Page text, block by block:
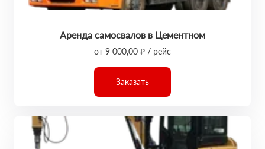
Аренда самосвалов в Цементном
от 9 000,00 ₽ / рейс
Заказать